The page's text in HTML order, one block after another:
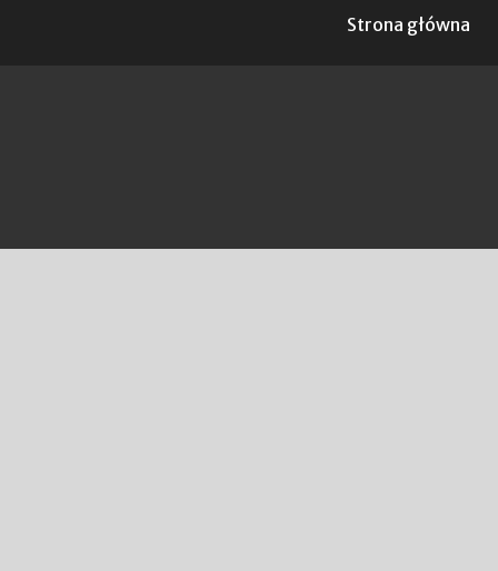
Strona główna